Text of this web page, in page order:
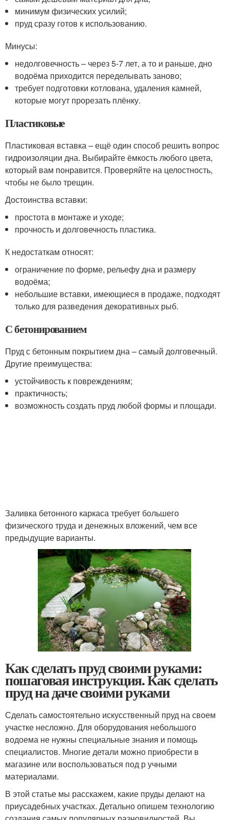
минимум физических усилий;
пруд сразу готов к использованию.
Минусы:
недолговечность – через 5-7 лет, а то и раньше, дно
водоёма приходится переделывать заново;
требует подготовки котлована, удаления камней,
которые могут прорезать плёнку.
Пластиковые
Пластиковая вставка – ещё один способ решить вопрос
гидроизоляции дна. Выбирайте ёмкость любого цвета,
который вам понравится. Проверяйте на целостность,
чтобы не было трещин.
Достоинства вставки:
простота в монтаже и уходе;
прочность и долговечность пластика.
К недостаткам относят:
ограничение по форме, рельефу дна и размеру
водоёма;
небольшие вставки, имеющиеся в продаже, подходят
только для разведения декоративных рыб.
С бетонированием
Пруд с бетонным покрытием дна – самый долговечный.
Другие преимущества:
устойчивость к повреждениям;
практичность;
возможность создать пруд любой формы и площади.
Заливка бетонного каркаса требует большего
физического труда и денежных вложений, чем все
предыдущие варианты.
Как сделать пруд своими руками:
пошаговая инструкция. Как сделать
пруд на даче своими руками
Сделать самостоятельно искусственный пруд на своем
участке несложно. Для оборудования небольшого
водоема не нужны специальные знания и помощь
специалистов. Многие детали можно приобрести в
магазине или воспользоваться под р учными
материалами.
В этой статье мы расскажем, какие пруды делают на
приусадебных участках. Детально опишем технологию